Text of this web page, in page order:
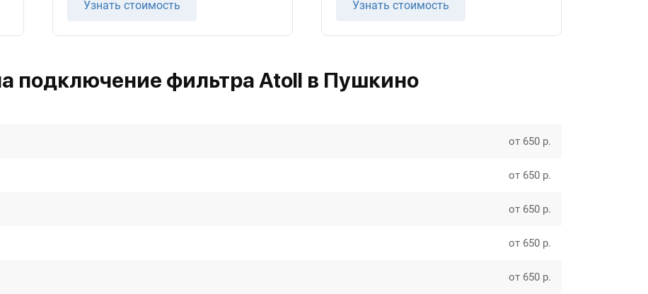
Узнать стоимость Узнать стоимость
подключение фильтра Atoll в Пушкино
от 650 р.
от 650 р.
от 650 р.
от 650 р.
от 650 р.